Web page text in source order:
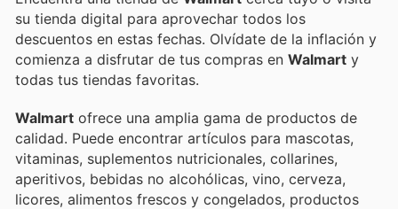
su tienda digital para aprovechar todos los
descuentos en estas fechas. Olvídate de la inflación y
comienza a disfrutar de tus compras en Walmart y
todas tus tiendas favoritas.
Walmart ofrece una amplia gama de productos de
calidad. Puede encontrar artículos para mascotas,
vitaminas, suplementos nutricionales, collarines,
aperitivos, bebidas no alcohólicas, vino, cerveza,
licores, alimentos frescos y congelados, productos